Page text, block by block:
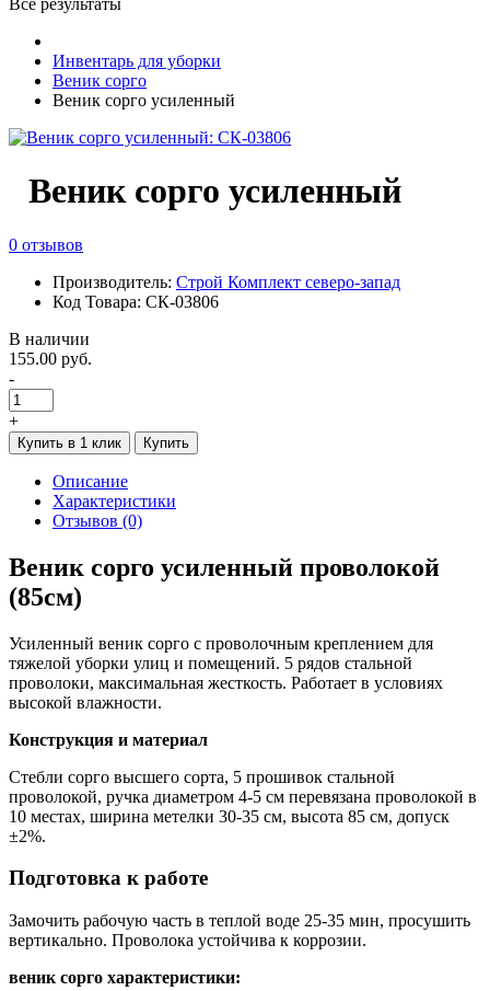
Инвентарь для уборки
Веник сорго
Веник сорго усиленный
Веник сорго усиленный
0 отзывов
Производитель: Строй Комплект северо-запад
Код Товара: СК-03806
В наличии
155.00 руб.
-
+
Купить в 1 клик Купить
Описание
Характеристики
Отзывов (0)
Веник сорго усиленный проволокой
(85см)
Усиленный веник сорго с проволочным креплением для
тяжелой уборки улиц и помещений. 5 рядов стальной
проволоки, максимальная жесткость. Работает в условиях
высокой влажности.
Конструкция и материал
Стебли сорго высшего сорта, 5 прошивок стальной
проволокой, ручка диаметром 4-5 см перевязана проволокой в
10 местах, ширина метелки 30-35 см, высота 85 см, допуск
±2%.
Подготовка к работе
Замочить рабочую часть в теплой воде 25-35 мин, просушить
вертикально. Проволока устойчива к коррозии.
веник сорго характеристики: